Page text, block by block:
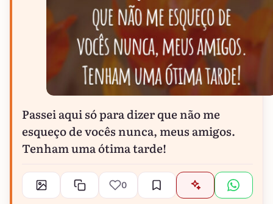
Passei aqui só para dizer que não me
esqueço de vocês nunca, meus amigos.
Tenham uma ótima tarde!
0